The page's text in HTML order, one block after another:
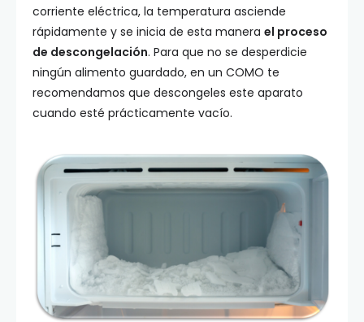
corriente eléctrica, la temperatura asciende
rápidamente y se inicia de esta manera el proceso
de descongelación. Para que no se desperdicie
ningún alimento guardado, en un COMO te
recomendamos que descongeles este aparato
cuando esté prácticamente vacío.